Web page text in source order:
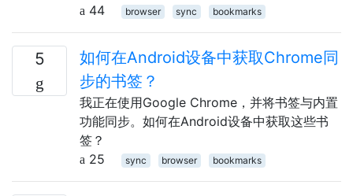
44
browser sync bookmarks
5
如何在Android设备中获取Chrome同
步的书签？
我正在使用Google Chrome，并将书签与内置
功能同步。如何在Android设备中获取这些书
签？
25
sync browser bookmarks